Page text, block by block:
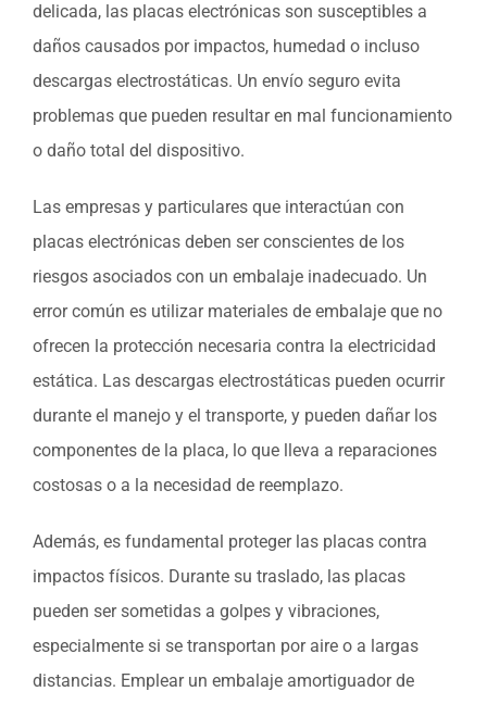
delicada, las placas electrónicas son susceptibles a
daños causados por impactos, humedad o incluso
descargas electrostáticas. Un envío seguro evita
problemas que pueden resultar en mal funcionamiento
o daño total del dispositivo.
Las empresas y particulares que interactúan con
placas electrónicas deben ser conscientes de los
riesgos asociados con un embalaje inadecuado. Un
error común es utilizar materiales de embalaje que no
ofrecen la protección necesaria contra la electricidad
estática. Las descargas electrostáticas pueden ocurrir
durante el manejo y el transporte, y pueden dañar los
componentes de la placa, lo que lleva a reparaciones
costosas o a la necesidad de reemplazo.
Además, es fundamental proteger las placas contra
impactos físicos. Durante su traslado, las placas
pueden ser sometidas a golpes y vibraciones,
especialmente si se transportan por aire o a largas
distancias. Emplear un embalaje amortiguador de